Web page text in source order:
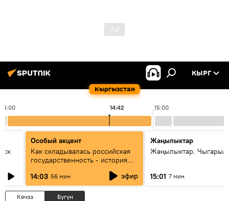
Кыргызстан
КЫРГ
14:00 15:00
14:42
Особый акцент
Как складывалась российская
государственность - история
России и геополитика Евразии
глазами аналитиков
14:03 56 мин эфир
Жаңылыктар
Жаңылыктар.
15:01 7 мин
Кечээ Бүгүн